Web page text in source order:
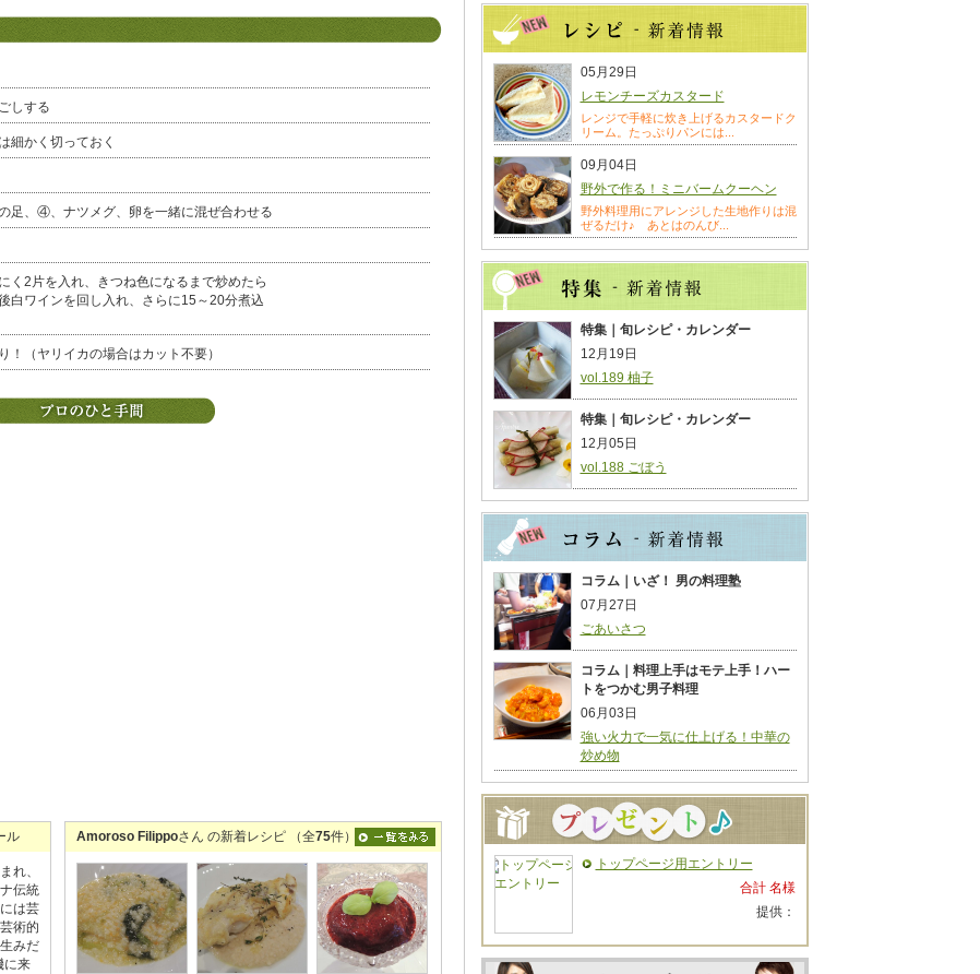
しする
細かく切っておく
足、④、ナツメグ、卵を一緒に混ぜ合わせる
く2片を入れ、きつね色になるまで炒めたら
ワインを回し入れ、さらに15～20分煮込
（ヤリイカの場合はカット不要）
ル
れ、
伝統
は芸
術的
みだ
に来
Amoroso Filippoさん の新着レシピ （全75件）
05月29日
レモンチーズカスタード
レンジで手軽に炊き上げるカスタードク
リーム。たっぷりパンには...
09月04日
野外で作る！ミニバームクーヘン
野外料理用にアレンジした生地作りは混
ぜるだけ♪ あとはのんび...
特集｜旬レシピ・カレンダー
12月19日
vol.189 柚子
特集｜旬レシピ・カレンダー
12月05日
vol.188 ごぼう
コラム｜いざ！ 男の料理塾
07月27日
ごあいさつ
コラム｜料理上手はモテ上手！ハー
トをつかむ男子料理
06月03日
強い火力で一気に仕上げる！中華の
炒め物
トップページ用エントリー
合計 名様
提供：